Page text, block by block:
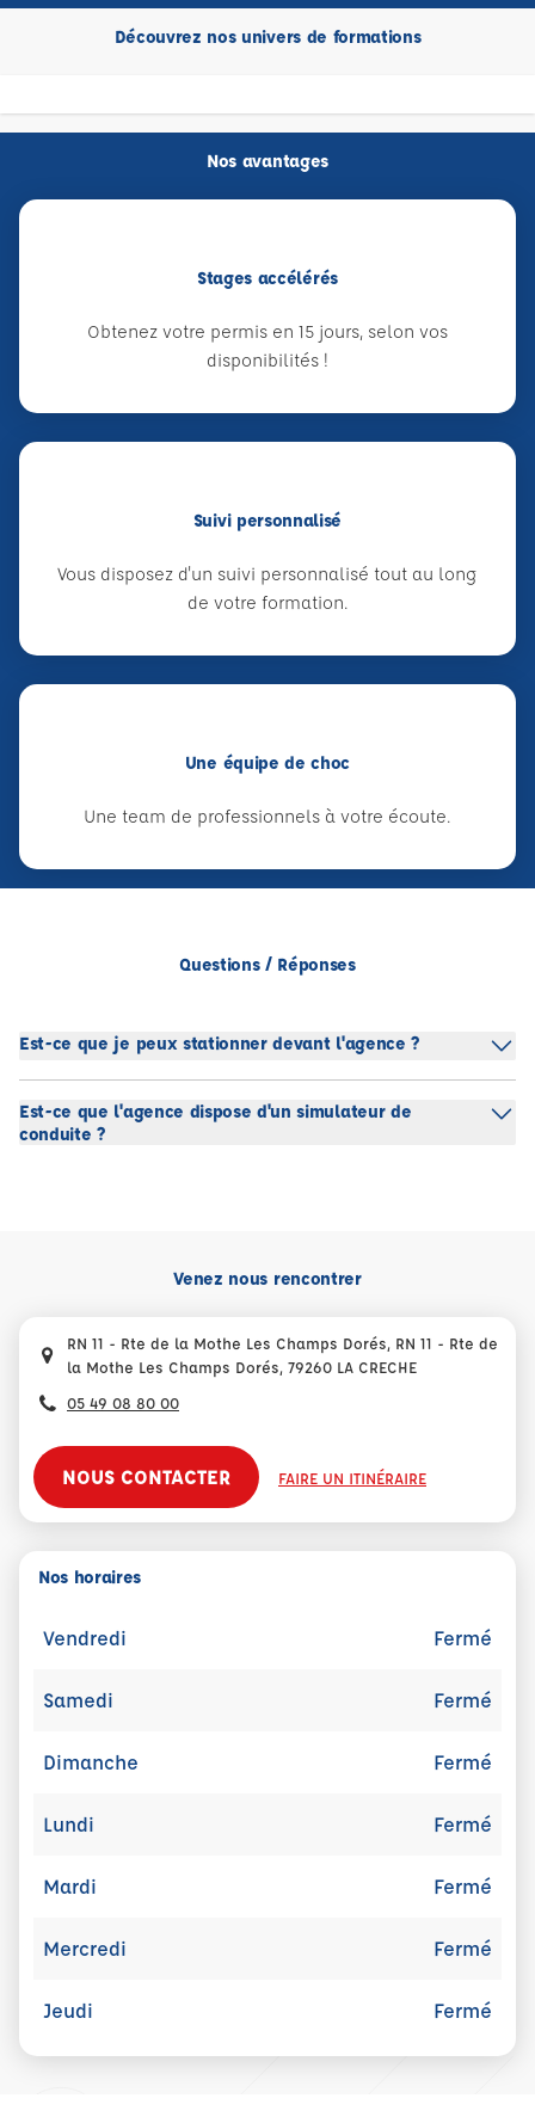
Découvrez nos univers de formations
Nos avantages
Stages accélérés
Obtenez votre permis en 15 jours, selon vos
disponibilités !
Suivi personnalisé
Vous disposez d'un suivi personnalisé tout au long
de votre formation.
Une équipe de choc
Une team de professionnels à votre écoute.
Questions / Réponses
Est-ce que je peux stationner devant l'agence ?
Est-ce que l'agence dispose d'un simulateur de
conduite ?
Venez nous rencontrer
RN 11 - Rte de la Mothe Les Champs Dorés, RN 11 - Rte de
la Mothe Les Champs Dorés, 79260 LA CRECHE
05 49 08 80 00
NOUS CONTACTER FAIRE UN ITINÉRAIRE
Nos horaires
Vendredi Fermé
Samedi Fermé
Dimanche Fermé
Lundi Fermé
Mardi Fermé
Mercredi Fermé
Jeudi Fermé